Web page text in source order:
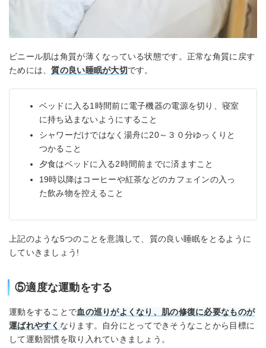
ビニール肌は角質が薄くなっている状態です。正常な角質に戻す
ためには、質の良い睡眠が大切です。
ベッドに入る1時間前に電子機器の電源を切り、寝室
に持ち込まないようにすること
シャワーだけではなく湯舟に20～３０分ゆっくりと
つかること
夕食はベッドに入る2時間前までに済ますこと
19時以降はコーヒーや紅茶などのカフェインの入っ
た飲み物を控えること
上記のような5つのことを意識して、質の良い睡眠をとるように
していきましょう!
⑤適度な運動をする
運動をすることで血の巡りがよくなり、肌の修復に必要なものが
運ばれやすく なります。自分にとってできそうなことから目標に
して運動習慣を取り入れていきましょう。